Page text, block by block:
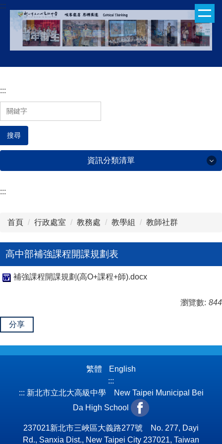
跳
到
容
:::
:::
搜尋
資訊分類清單
:::
首頁 行政處室 教務處 教學組 教師社群
高中部補強課程開課規劃表
補強課程開課規劃(高O+課程+師).docx
瀏覽數: 844
分享
繁體
English
:::
::: 新北市立北大高級中學 New Taipei Municipal Bei
Da High School
237021新北市三峽區大義路277號 No. 277, Dayi
Rd., Sanxia Dist., New Taipei City 237021, Taiwan